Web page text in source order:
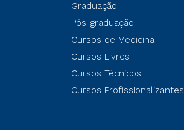
Graduação
Pós-graduação
Cursos de Medicina
Cursos Livres
Cursos Técnicos
Cursos Profissionalizantes